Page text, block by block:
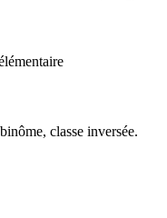
classe inversée.